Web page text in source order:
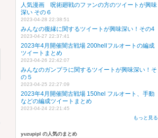
人気漫画 呪術廻戦のファンの方のツイートが興味
深い その６
2023-04-28 22:38:51
みんなの復縁に関するツイートが興味深い！その4
2023-04-27 22:37:41
2023年4月開催闇古戦場 200hellフルオートの編成
ツイートまとめ
2023-04-26 22:42:07
みんなのガンプラに関するツイートが興味深い！そ
の５
2023-04-25 22:27:09
2023年4月開催闇古戦場 150hel フルオート、手動
などの編成ツイートまとめ
2023-04-24 22:21:45
もっと見る
yuzupipl の人気のまとめ